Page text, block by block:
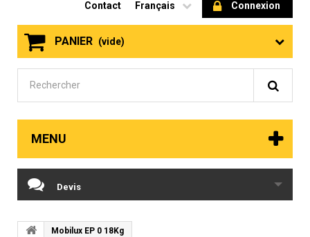
Connexion
Français
Contact
PANIER (vide)
MENU
Devis
Mobilux EP 0 18Kg